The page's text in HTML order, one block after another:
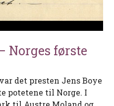
Norges første
det presten Jens Boye
potetene til Norge. I